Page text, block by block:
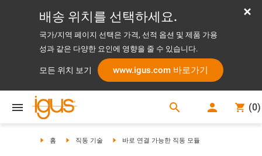
배송 위치를 선택하세요.
국가/지역 페이지 선택은 가격, 선적 옵션 및 제품 가용
성과 같은 다양한 요인에 영향을 줄 수 있습니다.
모든 위치 보기 www.igus.com 바로가기
search (0)
홈 직동 기술 바로 연결 가능한 직동 모듈